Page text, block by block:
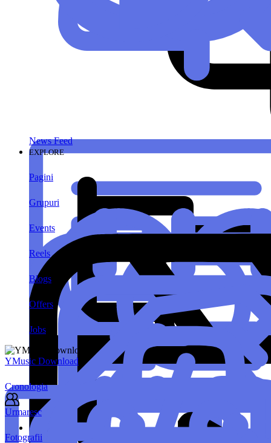
News Feed
EXPLORE
Pagini
Grupuri
Events
Reels
Blogs
Offers
Jobs
YMusic Download
Cronologia
Urmaresc
Fotografii